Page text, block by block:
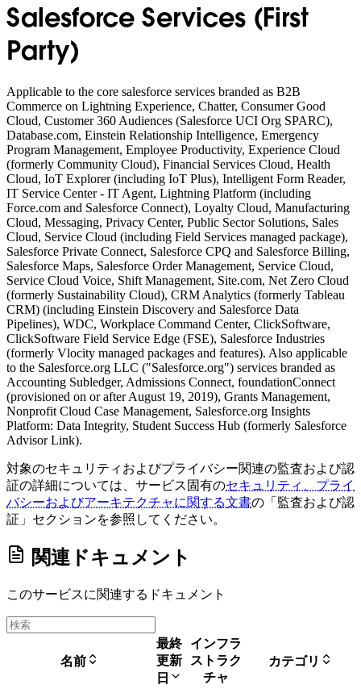
Salesforce Services (First
Party)
Applicable to the core salesforce services branded as B2B
Commerce on Lightning Experience, Chatter, Consumer Good
Cloud, Customer 360 Audiences (Salesforce UCI Org SPARC),
Database.com, Einstein Relationship Intelligence, Emergency
Program Management, Employee Productivity, Experience Cloud
(formerly Community Cloud), Financial Services Cloud, Health
Cloud, IoT Explorer (including IoT Plus), Intelligent Form Reader,
IT Service Center - IT Agent, Lightning Platform (including
Force.com and Salesforce Connect), Loyalty Cloud, Manufacturing
Cloud, Messaging, Privacy Center, Public Sector Solutions, Sales
Cloud, Service Cloud (including Field Services managed package),
Salesforce Private Connect, Salesforce CPQ and Salesforce Billing,
Salesforce Maps, Salesforce Order Management, Service Cloud,
Service Cloud Voice, Shift Management, Site.com, Net Zero Cloud
(formerly Sustainability Cloud), CRM Analytics (formerly Tableau
CRM) (including Einstein Discovery and Salesforce Data
Pipelines), WDC, Workplace Command Center, ClickSoftware,
ClickSoftware Field Service Edge (FSE), Salesforce Industries
(formerly Vlocity managed packages and features). Also applicable
to the Salesforce.org LLC ("Salesforce.org") services branded as
Accounting Subledger, Admissions Connect, foundationConnect
(provisioned on or after August 19, 2019), Grants Management,
Nonprofit Cloud Case Management, Salesforce.org Insights
Platform: Data Integrity, Student Success Hub (formerly Salesforce
Advisor Link).
対象のセキュリティおよびプライバシー関連の監査および認
証の詳細については、サービス固有のセキュリティ、プライ
バシーおよびアーキテクチャに関する文書の「監査および認
証」セクションを参照してください。
関連ドキュメント
このサービスに関連するドキュメント
名前
最終
更新
日
インフラ
ストラク
チャ
カテゴリ